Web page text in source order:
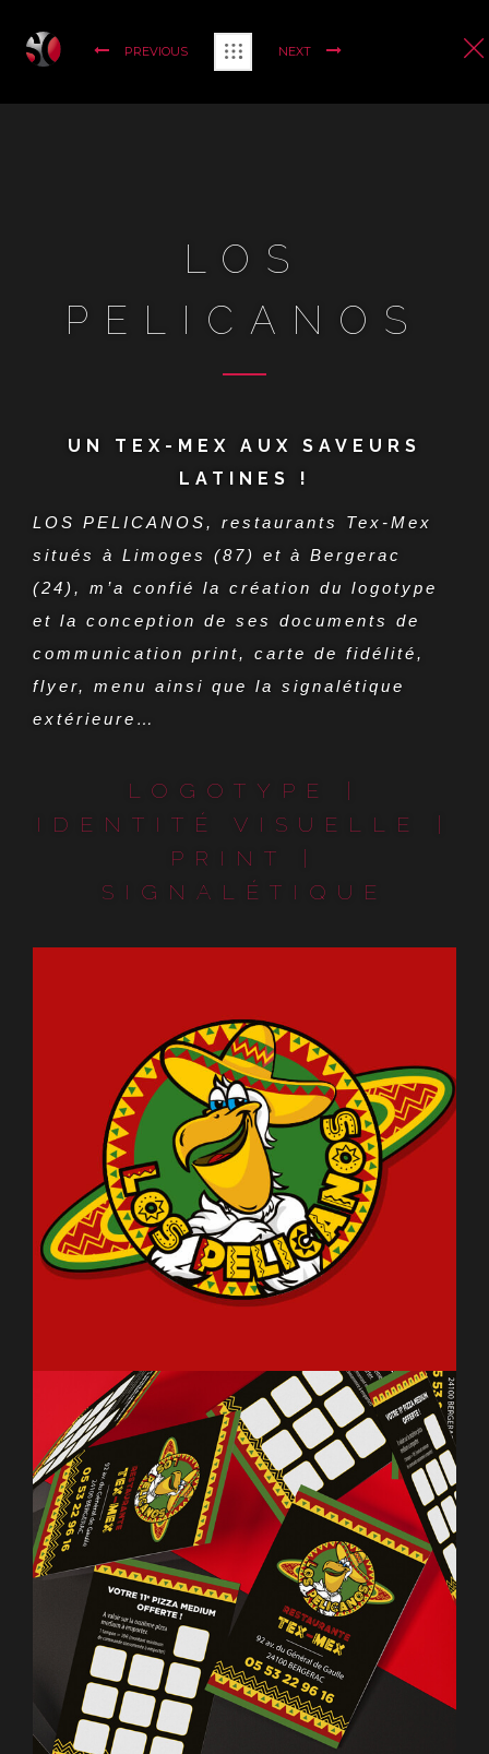
PREVIOUS NEXT
LOS
PELICANOS
UN TEX-MEX AUX SAVEURS
LATINES !
LOS PELICANOS, restaurants Tex-Mex
situés à Limoges (87) et à Bergerac
(24), m’a confié la création du logotype
et la conception de ses documents de
communication print, carte de fidélité,
flyer, menu ainsi que la signalétique
extérieure…
LOGOTYPE |
IDENTITÉ VISUELLE |
PRINT |
SIGNALÉTIQUE